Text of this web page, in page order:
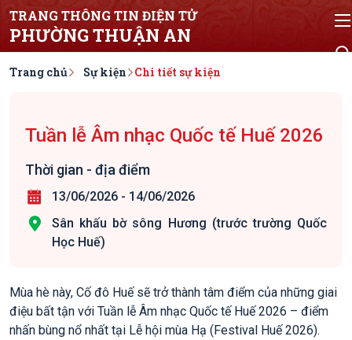
TRANG THÔNG TIN ĐIỆN TỬ
PHƯỜNG THUẬN AN
Trang chủ Sự kiện Chi tiết sự kiện
Tuần lễ Âm nhạc Quốc tế Huế 2026
Thời gian - địa điểm
13/06/2026 - 14/06/2026
Sân khấu bờ sông Hương (trước trường Quốc
Học Huế)
Mùa hè này, Cố đô Huế sẽ trở thành tâm điểm của những giai
điệu bất tận với Tuần lễ Âm nhạc Quốc tế Huế 2026 – điểm
nhấn bùng nổ nhất tại Lễ hội mùa Hạ (Festival Huế 2026).